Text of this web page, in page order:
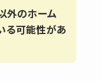
外のホーム
る可能性があ